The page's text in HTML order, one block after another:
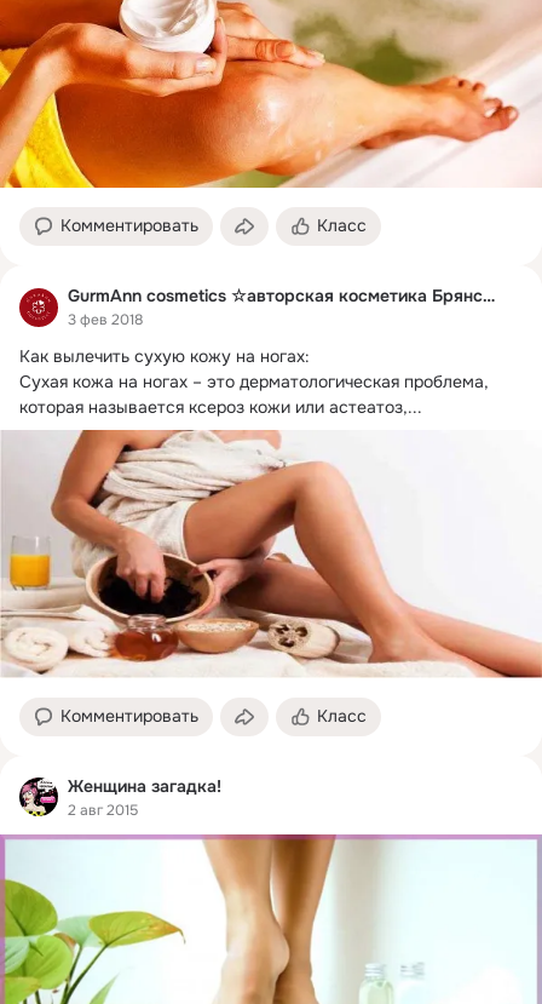
Комментировать Класс
GurmAnn cosmetics ☆авторская косметика Брянск☆
3 фев 2018
Как вылечить сухую кожу на ногах:
Сухая кожа на ногах – это дерматологическая проблема,
которая называется ксероз кожи или астеатоз,...
Комментировать Класс
Женщина загадка!
2 авг 2015